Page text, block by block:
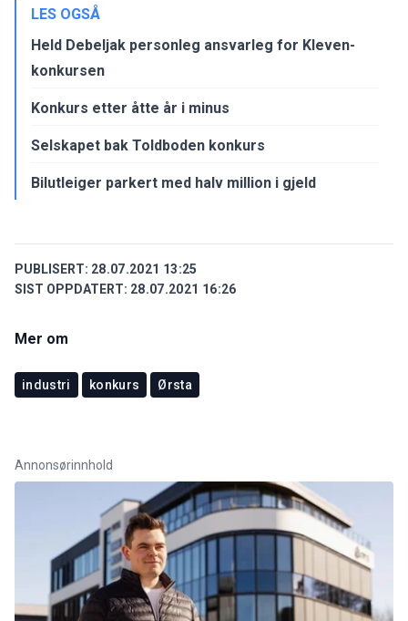
LES OGSÅ
Held Debeljak personleg ansvarleg for Kleven-
konkursen
Konkurs etter åtte år i minus
Selskapet bak Toldboden konkurs
Bilutleiger parkert med halv million i gjeld
PUBLISERT: 28.07.2021 13:25
SIST OPPDATERT: 28.07.2021 16:26
Mer om
industri konkurs Ørsta
Annonsørinnhold